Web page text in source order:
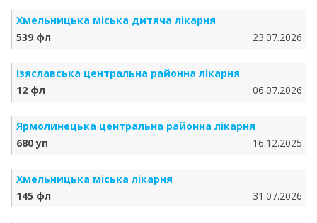
Хмельницька міська дитяча лікарня
539 фл
23.07.2026
Ізяславська центральна районна лікарня
12 фл
06.07.2026
Ярмолинецька центральна районна лікарня
680 уп
16.12.2025
Хмельницька міська лікарня
145 фл
31.07.2026